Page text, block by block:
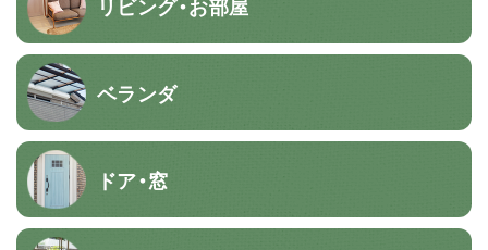
ベランダ
ドア・窓